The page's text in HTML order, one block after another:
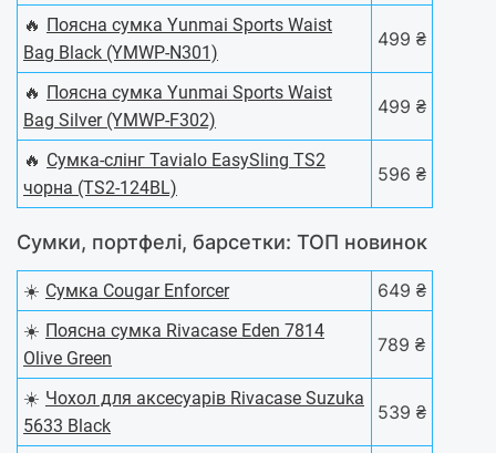
🔥 Поясна сумка Yunmai Sports Waist
Bag Black (YMWP-N301)
499 ₴
🔥 Поясна сумка Yunmai Sports Waist
Bag Silver (YMWP-F302)
499 ₴
🔥 Сумка-слінг Tavialo EasySling TS2
чорна (TS2-124BL)
596 ₴
Сумки, портфелі, барсетки: ТОП новинок
☀️ Сумка Cougar Enforcer
649 ₴
☀️ Поясна сумка Rivacase Eden 7814
Olive Green
789 ₴
☀️ Чохол для аксесуарів Rivacase Suzuka
5633 Black
539 ₴